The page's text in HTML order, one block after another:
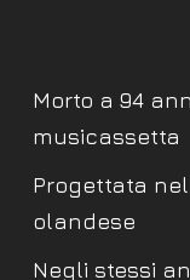
Morto a 94
musicassetta
Progettata nel
olandese
Negli stessi